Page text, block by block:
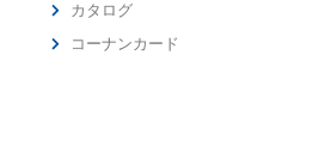
カタログ
コーナンカード